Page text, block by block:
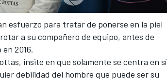
esfuerzo para tratar de ponerse en la piel
a su compañero de equipo, antes de
2016.
insite en que solamente se centra en sí
debilidad del hombre que puede ser su